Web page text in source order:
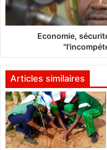
e
d
e
n
d
l
e
d
i
,
c
u
i
t
é
:
L
a
N
Economie,
Articles similaires